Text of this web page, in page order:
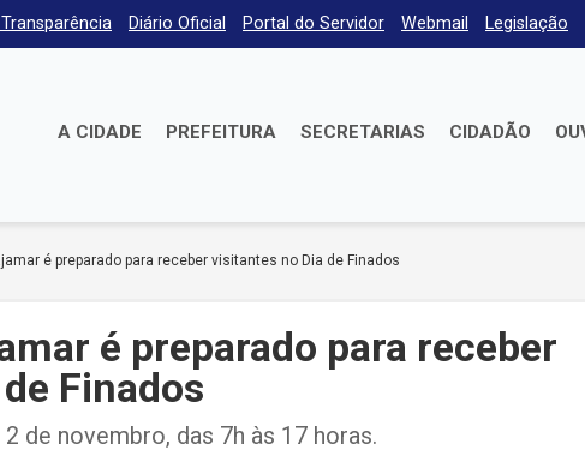
Diário Oficial Portal do Servidor Webmail Legislação
A CIDADE PREFEITURA SECRETARIAS CIDADÃO
é preparado para receber visitantes no Dia de Finados
é preparado para receber
Finados
de novembro, das 7h às 17 horas.